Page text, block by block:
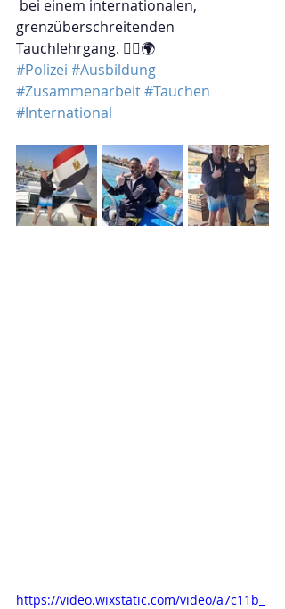
grenzüberschreitenden
Tauchlehrgang. 🏊‍♂️🌍
#Polizei #Ausbildung
#Zusammenarbeit#Tauchen
#International
https://video.wixstatic.com/video/a7c11b_